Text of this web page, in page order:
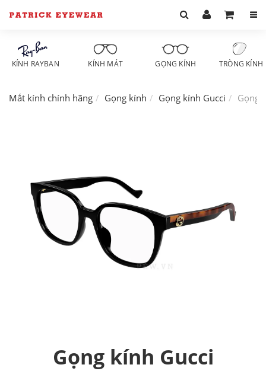
KÍNH RAYBAN KÍNH MÁT GỌNG KÍNH TRÒNG KÍNH
Mắt kính chính hãng Gọng kính Gọng kính Gucci Gọng
Gọng kính Gucci